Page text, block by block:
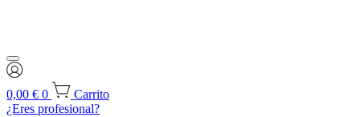
0,00 € 0
Carrito
¿Eres profesional?